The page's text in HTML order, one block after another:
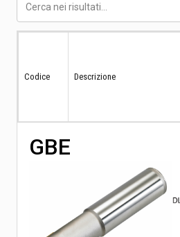
Codice Descrizione
GBE